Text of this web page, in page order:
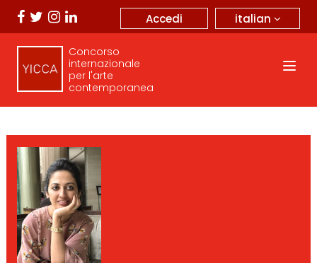
italian
Accedi
Concorso
internazionale
per l'arte
contemporanea